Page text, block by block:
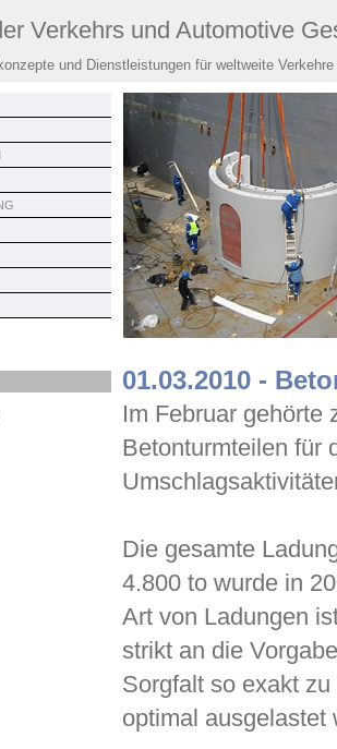
Verkehrs und Automotive
und Dienstleistungen für weltweite Verkehre
01.03.2010 -
Im Februar gehörte
Betonturmteilen für
Die gesamte
4.800 to wurde in
Art von Ladungen
strikt an die
Sorgfalt so exakt
optimal ausgelastet